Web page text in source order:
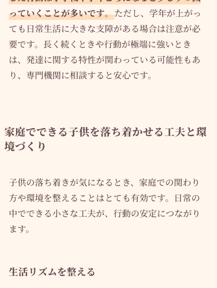
っていくことが多いです。ただし、学年が上がっ
ても日常生活に大きな支障がある場合は注意が必
要です。長く続くときや行動が極端に強いとき
は、発達に関する特性が関わっている可能性もあ
り、専門機関に相談すると安心です。
家庭でできる子供を落ち着かせる工夫と環
境づくり
子供の落ち着きが気になるとき、家庭での関わり
方や環境を整えることはとても有効です。日常の
中でできる小さな工夫が、行動の安定につながり
ます。
生活リズムを整える